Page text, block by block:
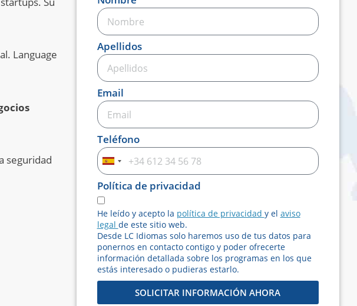
Language
seguridad
Apellidos
Email
Teléfono
Spain
+34
Política de privacidad
He leído y acepto la política de privacidad y el aviso
legal de este sitio web.
Desde LC Idiomas solo haremos uso de tus datos para
ponernos en contacto contigo y poder ofrecerte
información detallada sobre los programas en los que
estás interesado o pudieras estarlo.
SOLICITAR INFORMACIÓN AHORA